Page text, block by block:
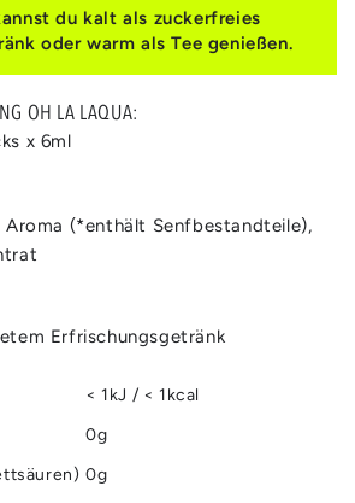
du kalt als zuckerfreies
oder warm als Tee genießen.
OH LA LAQUA:
x 6ml
Aroma (*enthält Senfbestandteile),
Erfrischungsgetränk
< 1kJ / < 1kcal
0g
0g